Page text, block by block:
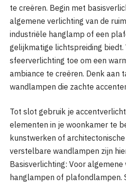
te creëren. Begin met
algemene verlichting van de
industriële hanglamp of een
gelijkmatige lichtspreiding biedt.
sfeerverlichting toe om een
ambiance te creëren. Denk aan
wandlampen die zachte
Tot slot gebruik je
elementen in je woonkamer te
kunstwerken of
verstelbare wandlampen zijn
Basisverlichting: Voor algemene
hanglampen of plafondlampen.